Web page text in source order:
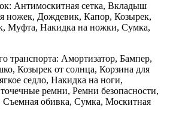
Антимоскитная сетка, Вкладыш
ножек, Дождевик, Капор, Козырек,
Муфта, Накидка на ножки, Сумка,
транспорта: Амортизатор, Бампер,
Козырек от солнца, Корзина для
седло, Накидка на ноги,
ремни, Ремни безопасности,
обивка, Сумка, Москитная